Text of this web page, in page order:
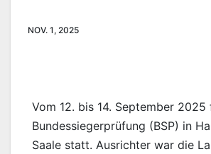
NOV. 1, 2025
Vom 12. bis 14. September 2025
Bundessiegerprüfung (BSP) in
Saale statt. Ausrichter war die